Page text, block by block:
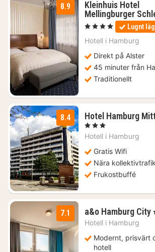
8.9
Kleinhuis Hotel
Mellingburger
, 4 Stjärnor Lugnt
Hotell i Hamburg
Direkt på Alster
45 minuter från
Traditionellt
8.4 Hotel Hamburg
, 3 Stjärnor
Hotell i Hamburg
Gratis Wifi
Nära kollektivtrafik
Frukostbuffé
7.1 a&o Hamburg City
Hotell i Hamburg
Modernt, prisvärt
hotell